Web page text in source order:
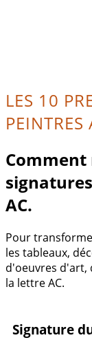
LES 10
PEINTRES
Comment
AC.
Pour
les tableaux,
d'oeuvres d'art,
la lettre AC.
Signature